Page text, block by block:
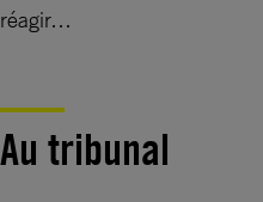
réagir…
Au tribunal